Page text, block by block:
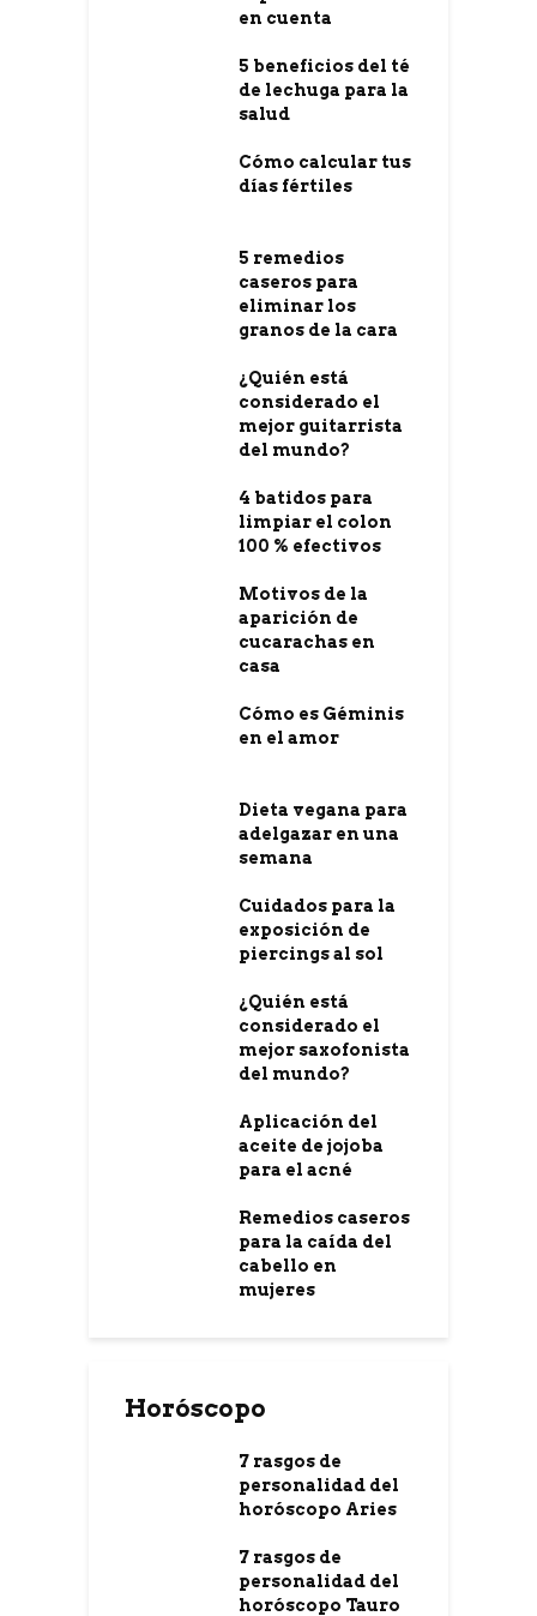
en cuenta
5 beneficios del té
de lechuga para la
salud
Cómo calcular tus
días fértiles
5 remedios
caseros para
eliminar los
granos de la cara
¿Quién está
considerado el
mejor guitarrista
del mundo?
4 batidos para
limpiar el colon
100 % efectivos
Motivos de la
aparición de
cucarachas en
casa
Cómo es Géminis
en el amor
Dieta vegana para
adelgazar en una
semana
Cuidados para la
exposición de
piercings al sol
¿Quién está
considerado el
mejor saxofonista
del mundo?
Aplicación del
aceite de jojoba
para el acné
Remedios caseros
para la caída del
cabello en
mujeres
Horóscopo
7 rasgos de
personalidad del
horóscopo Aries
7 rasgos de
personalidad del
horóscopo Tauro